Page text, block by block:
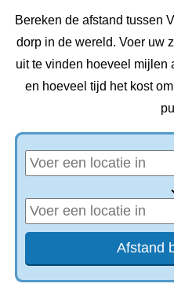
Bereken de afstand tussen
dorp in de wereld. Voer uw
uit te vinden hoeveel mijlen
en hoeveel tijd het kost